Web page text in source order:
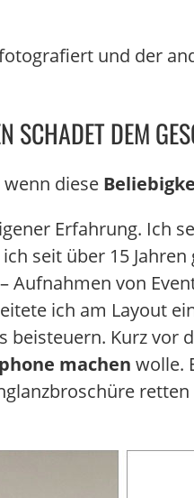
und der
SCHADET DEM
diese
Erfahrung. Ich
seit über 15
Aufnahmen von
ich am Layout
Kurz vor
machen wolle.